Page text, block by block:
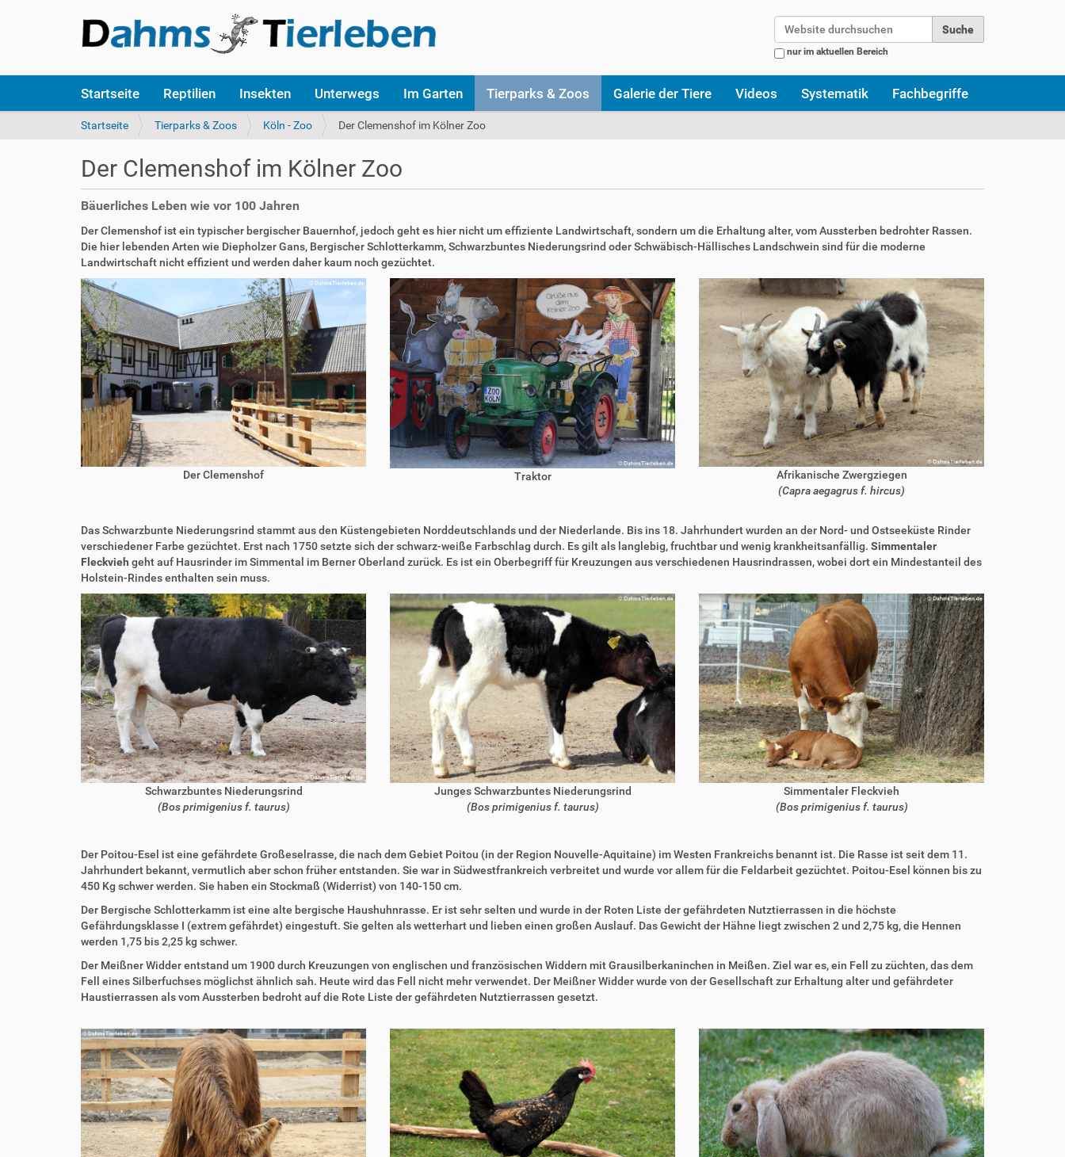
nur im aktuellen Bereich
k
Startseite Reptilien Insekten Unterwegs Im Garten Tierparks & Zoos Galerie der Tiere Videos Systematik Fachbegriffe
S
s
i
n
h
i
e
r
:
Startseite Tierparks & Zoos Köln - Zoo Der Clemenshof im Kölner Zoo
Der Clemenshof im Kölner Zoo
Bäuerliches Leben wie vor 100 Jahren
Der Clemenshof ist ein typischer bergischer Bauernhof, jedoch geht es hier nicht um effiziente Landwirtschaft, sondern um die Erhaltung alter, vom Aussterben bedrohter Rassen.
Die hier lebenden Arten wie Diepholzer Gans, Bergischer Schlotterkamm, Schwarzbuntes Niederungsrind oder Schwäbisch-Hällisches Landschwein sind für die moderne
Landwirtschaft nicht effizient und werden daher kaum noch gezüchtet.
Der Clemenshof Traktor
Afrikanische Zwergziegen
(Capra aegagrus f. hircus)
Das Schwarzbunte Niederungsrind stammt aus den Küstengebieten Norddeutschlands und der Niederlande. Bis ins 18. Jahrhundert wurden an der Nord- und Ostseeküste Rinder
verschiedener Farbe gezüchtet. Erst nach 1750 setzte sich der schwarz-weiße Farbschlag durch. Es gilt als langlebig, fruchtbar und wenig krankheitsanfällig. Simmentaler
Fleckvieh geht auf Hausrinder im Simmental im Berner Oberland zurück. Es ist ein Oberbegriff für Kreuzungen aus verschiedenen Hausrindrassen, wobei dort ein Mindestanteil des
Holstein-Rindes enthalten sein muss.
Schwarzbuntes Niederungsrind
(Bos primigenius f. taurus)
Junges Schwarzbuntes Niederungsrind
(Bos primigenius f. taurus)
Simmentaler Fleckvieh
(Bos primigenius f. taurus)
Der Poitou-Esel ist eine gefährdete Großeselrasse, die nach dem Gebiet Poitou (in der Region Nouvelle-Aquitaine) im Westen Frankreichs benannt ist. Die Rasse ist seit dem 11.
Jahrhundert bekannt, vermutlich aber schon früher entstanden. Sie war in Südwestfrankreich verbreitet und wurde vor allem für die Feldarbeit gezüchtet. Poitou-Esel können bis zu
450 Kg schwer werden. Sie haben ein Stockmaß (Widerrist) von 140-150 cm.
Der Bergische Schlotterkamm ist eine alte bergische Haushuhnrasse. Er ist sehr selten und wurde in der Roten Liste der gefährdeten Nutztierrassen in die höchste
Gefährdungsklasse I (extrem gefährdet) eingestuft. Sie gelten als wetterhart und lieben einen großen Auslauf. Das Gewicht der Hähne liegt zwischen 2 und 2,75 kg, die Hennen
werden 1,75 bis 2,25 kg schwer.
Der Meißner Widder entstand um 1900 durch Kreuzungen von englischen und französischen Widdern mit Grausilberkaninchen in Meißen. Ziel war es, ein Fell zu züchten, das dem
Fell eines Silberfuchses möglichst ähnlich sah. Heute wird das Fell nicht mehr verwendet. Der Meißner Widder wurde von der Gesellschaft zur Erhaltung alter und gefährdeter
Haustierrassen als vom Aussterben bedroht auf die Rote Liste der gefährdeten Nutztierrassen gesetzt.